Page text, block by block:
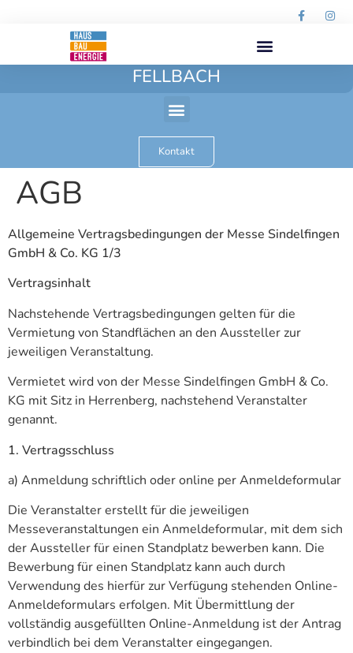
FELLBACH
Kontakt
AGB
Allgemeine Vertragsbedingungen der Messe Sindelfingen
GmbH & Co. KG 1/3
Vertragsinhalt
Nachstehende Vertragsbedingungen gelten für die
Vermietung von Standflächen an den Aussteller zur
jeweiligen Veranstaltung.
Vermietet wird von der Messe Sindelfingen GmbH & Co.
KG mit Sitz in Herrenberg, nachstehend Veranstalter
genannt.
1. Vertragsschluss
a) Anmeldung schriftlich oder online per Anmeldeformular
Die Veranstalter erstellt für die jeweiligen
Messeveranstaltungen ein Anmeldeformular, mit dem sich
der Aussteller für einen Standplatz bewerben kann. Die
Bewerbung für einen Standplatz kann auch durch
Verwendung des hierfür zur Verfügung stehenden Online-
Anmeldeformulars erfolgen. Mit Übermittlung der
vollständig ausgefüllten Online-Anmeldung ist der Antrag
verbindlich bei dem Veranstalter eingegangen.